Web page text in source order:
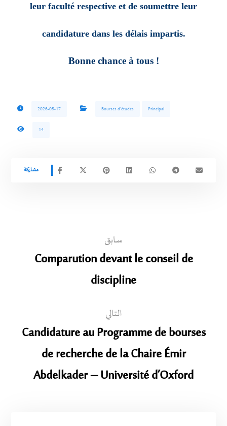
leur faculté respective et de soumettre leur
candidature dans les délais impartis.
Bonne chance à tous !
2026-05-17 Bourses d'études Principal
14
سابق
Comparution devant le conseil de
discipline
التالي
Candidature au Programme de bourses
de recherche de la Chaire Émir
Abdelkader – Université d’Oxford